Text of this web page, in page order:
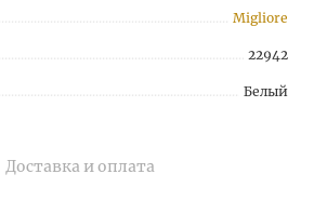
Migliore
22942
Белый
Доставка и оплата